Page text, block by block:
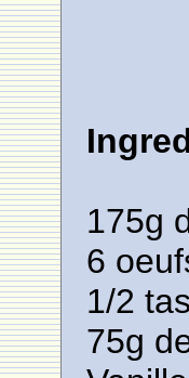
175g
6
1/2
75g